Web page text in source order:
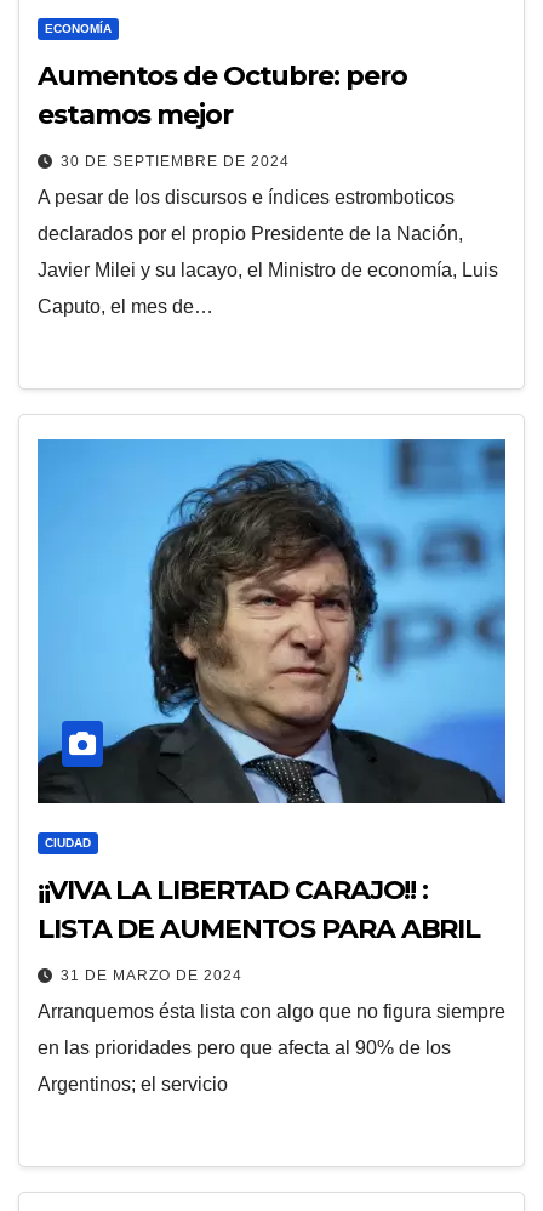
ECONOMÍA
Aumentos de Octubre: pero
estamos mejor
30 DE SEPTIEMBRE DE 2024
A pesar de los discursos e índices estromboticos
declarados por el propio Presidente de la Nación,
Javier Milei y su lacayo, el Ministro de economía, Luis
Caputo, el mes de…
CIUDAD
¡¡VIVA LA LIBERTAD CARAJO!! :
LISTA DE AUMENTOS PARA ABRIL
31 DE MARZO DE 2024
Arranquemos ésta lista con algo que no figura siempre
en las prioridades pero que afecta al 90% de los
Argentinos; el servicio